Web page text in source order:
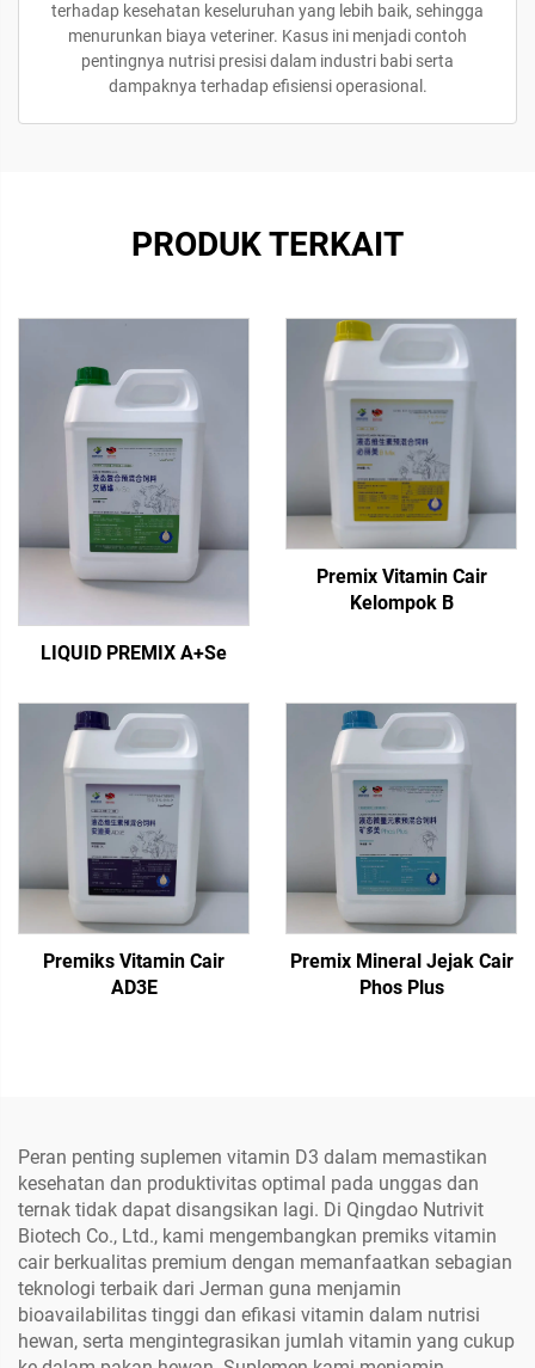
terhadap kesehatan keseluruhan yang lebih baik, sehingga
menurunkan biaya veteriner. Kasus ini menjadi contoh
pentingnya nutrisi presisi dalam industri babi serta
dampaknya terhadap efisiensi operasional.
PRODUK TERKAIT
LIQUID PREMIX A+Se
Premix Vitamin Cair
Kelompok B
Premiks Vitamin Cair
AD3E
Premix Mineral Jejak Cair
Phos Plus
Peran penting suplemen vitamin D3 dalam memastikan
kesehatan dan produktivitas optimal pada unggas dan
ternak tidak dapat disangsikan lagi. Di Qingdao Nutrivit
Biotech Co., Ltd., kami mengembangkan premiks vitamin
cair berkualitas premium dengan memanfaatkan sebagian
teknologi terbaik dari Jerman guna menjamin
bioavailabilitas tinggi dan efikasi vitamin dalam nutrisi
hewan, serta mengintegrasikan jumlah vitamin yang cukup